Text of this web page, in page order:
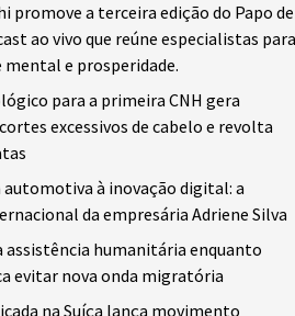
promove a terceira edição do Papo de
ao vivo que reúne especialistas para
mental e prosperidade.
para a primeira CNH gera
excessivos de cabelo e revolta
automotiva à inovação digital: a
da empresária Adriene Silva
assistência humanitária enquanto
evitar nova onda migratória
na Suíça lança movimento